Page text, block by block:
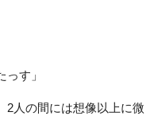
す」
2人の間には想像以上に微